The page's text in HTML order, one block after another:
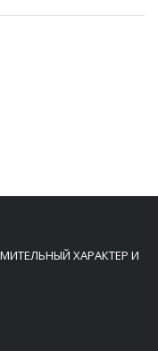
ХАРАКТЕР И